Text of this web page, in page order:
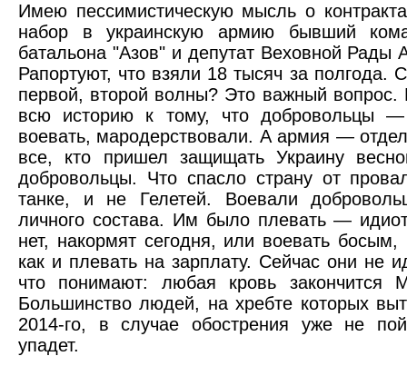
Имею пессимистическую мысль о
набор в украинскую армию бывший
батальона "Азов" и депутат Веховной
Рапортуют, что взяли 18 тысяч за полгода.
первой, второй волны? Это важный вопрос.
всю историю к тому, что добровольцы
воевать, мародерствовали. А армия —
все, кто пришел защищать Украину
добровольцы. Что спасло страну от
танке, и не Гелетей. Воевали
личного состава. Им было плевать —
нет, накормят сегодня, или воевать
как и плевать на зарплату. Сейчас они не
что понимают: любая кровь
Большинство людей, на хребте которых
2014-го, в случае обострения уже не
упадет.